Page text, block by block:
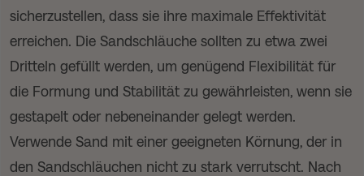
sicherzustellen, dass sie ihre maximale Effektivität
erreichen. Die Sandschläuche sollten zu etwa zwei
Dritteln gefüllt werden, um genügend Flexibilität für
die Formung und Stabilität zu gewährleisten, wenn sie
gestapelt oder nebeneinander gelegt werden.
Verwende Sand mit einer geeigneten Körnung, der in
den Sandschläuchen nicht zu stark verrutscht. Nach